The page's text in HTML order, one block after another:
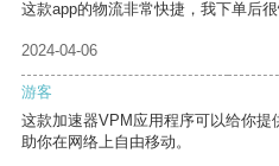
这款app的物流非常快捷，我下单后很
2024-04-06
游客
这款加速器VPM应用程序可以给你
助你在网络上自由移动。